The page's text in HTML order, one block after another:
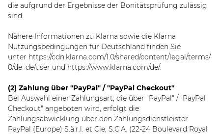
die aufgrund der Ergebnisse der Bonitätsprüfung zulässig
sind.
Nähere Informationen zu Klarna sowie die Klarna
Nutzungsbedingungen für Deutschland finden Sie
unter https://cdn.klarna.com/1.0/shared/content/legal/terms/
0/de_de/user und https://www.klarna.com/de/.
(2) Zahlung über "PayPal" / "PayPal Checkout"
Bei Auswahl einer Zahlungsart, die über "PayPal" / "PayPal
Checkout" angeboten wird, erfolgt die
Zahlungsabwicklung über den Zahlungsdienstleister
PayPal (Europe) S.à.r.l. et Cie, S.C.A. (22-24 Boulevard Royal